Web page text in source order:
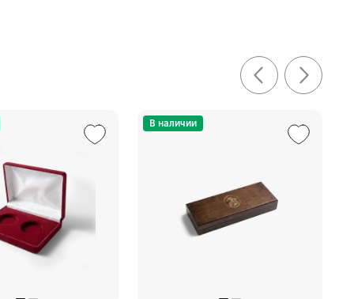
В наличии